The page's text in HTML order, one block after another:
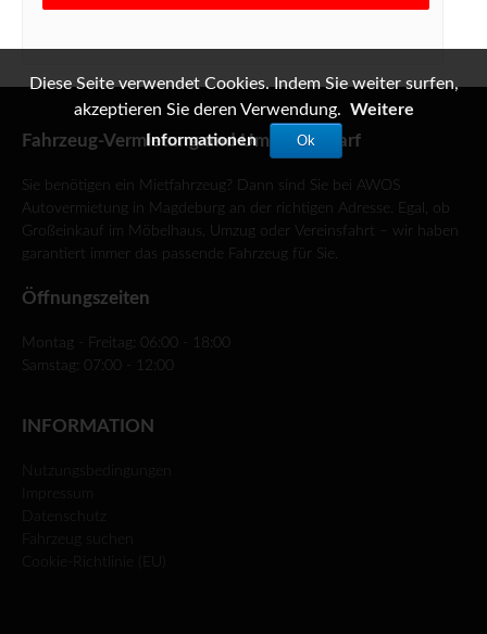
Fahrzeug-Vermietung und Umzugsbedarf
Sie benötigen ein Mietfahrzeug? Dann sind Sie bei AWOS
Autovermietung in Magdeburg an der richtigen Adresse. Egal, ob
Großeinkauf im Möbelhaus, Umzug oder Vereinsfahrt – wir haben
garantiert immer das passende Fahrzeug für Sie.
Öffnungszeiten
Montag - Freitag: 06:00 - 18:00
Samstag: 07:00 - 12:00
INFORMATION
Nutzungsbedingungen
Fahrzeug suchen
Cookie-Richtlinie (EU)
Diese Seite verwendet Cookies. Indem Sie weiter surfen,
akzeptieren Sie deren Verwendung. Weitere
Informationen
Ok